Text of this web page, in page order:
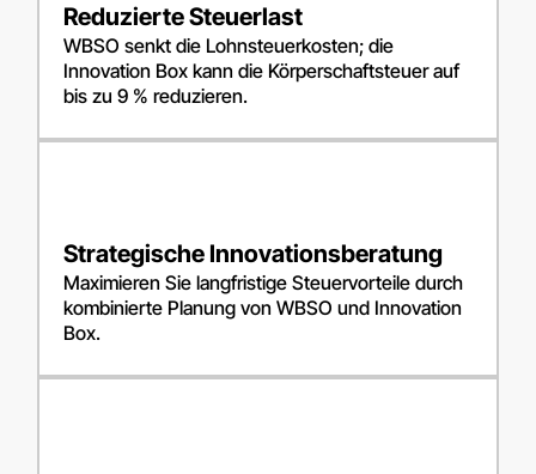
Reduzierte Steuerlast
WBSO senkt die Lohnsteuerkosten; die
Innovation Box kann die Körperschaftsteuer auf
bis zu 9 % reduzieren.
Strategische Innovationsberatung
Maximieren Sie langfristige Steuervorteile durch
kombinierte Planung von WBSO und Innovation
Box.